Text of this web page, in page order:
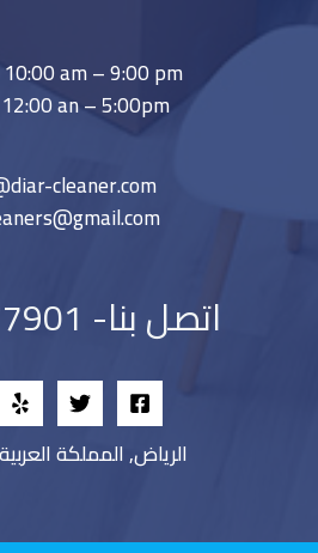
am – 9:00 pm
an – 5:00pm
cleaner.com
اتصل بنا- 0534477901
الرياض, المملكة